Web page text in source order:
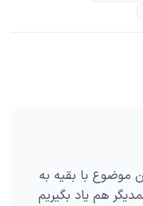
موضوع با بقیه به
هم یاد بگیریم